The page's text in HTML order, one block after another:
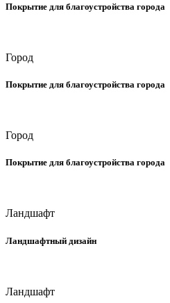
Покрытие для благоустройства города
Город
Покрытие для благоустройства города
Город
Покрытие для благоустройства города
Ландшафт
Ландшафтный дизайн
Ландшафт